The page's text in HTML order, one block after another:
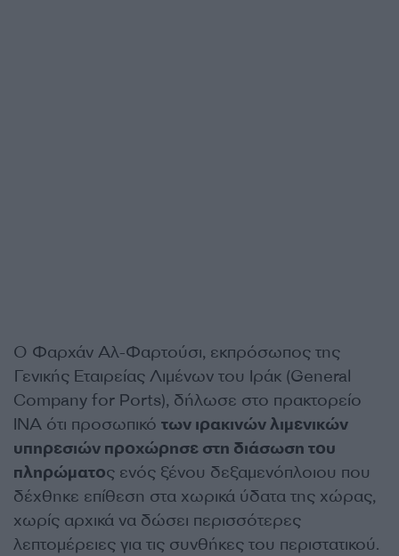
Ο Φαρχάν Αλ-Φαρτούσι, εκπρόσωπος της
Γενικής Εταιρείας Λιμένων του Ιράκ (General
Company for Ports), δήλωσε στο πρακτορείο
INA ότι προσωπικό των ιρακινών λιμενικών
υπηρεσιών προχώρησε στη διάσωση του
πληρώματος ενός ξένου δεξαμενόπλοιου που
δέχθηκε επίθεση στα χωρικά ύδατα της χώρας,
χωρίς αρχικά να δώσει περισσότερες
λεπτομέρειες για τις συνθήκες του περιστατικού.